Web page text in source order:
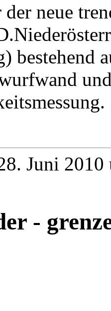
neue
bestehend
Juni
-